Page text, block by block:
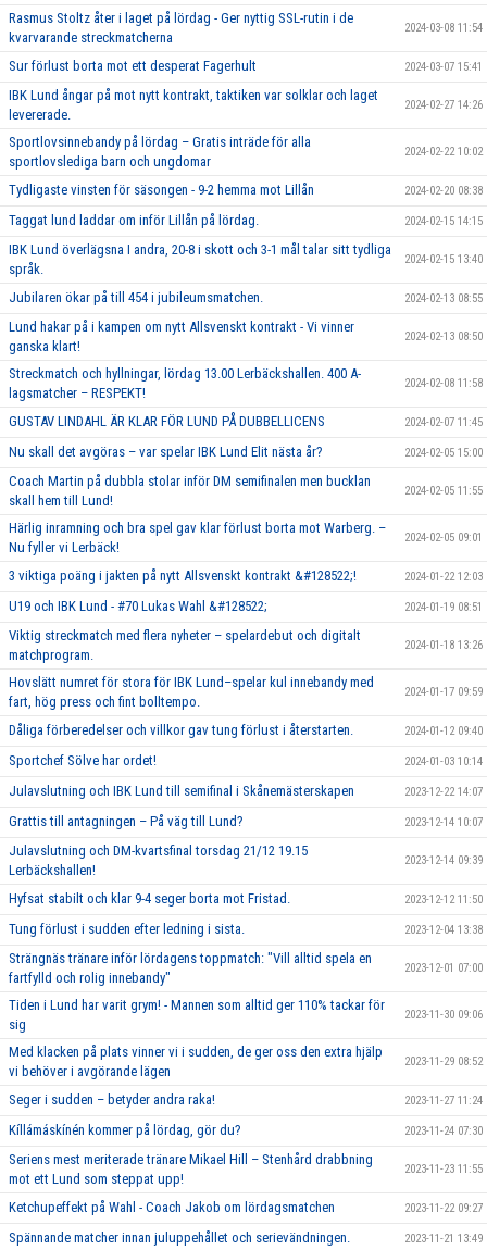
Rasmus Stoltz åter i laget på lördag - Ger nyttig SSL-rutin i de
kvarvarande streckmatcherna
2024-03-08 11:54
Sur förlust borta mot ett desperat Fagerhult 2024-03-07 15:41
IBK Lund ångar på mot nytt kontrakt, taktiken var solklar och laget
levererade.
2024-02-27 14:26
Sportlovsinnebandy på lördag – Gratis inträde för alla
sportlovslediga barn och ungdomar
2024-02-22 10:02
Tydligaste vinsten för säsongen - 9-2 hemma mot Lillån 2024-02-20 08:38
Taggat lund laddar om inför Lillån på lördag. 2024-02-15 14:15
IBK Lund överlägsna I andra, 20-8 i skott och 3-1 mål talar sitt tydliga
språk.
2024-02-15 13:40
Jubilaren ökar på till 454 i jubileumsmatchen. 2024-02-13 08:55
Lund hakar på i kampen om nytt Allsvenskt kontrakt - Vi vinner
ganska klart!
2024-02-13 08:50
Streckmatch och hyllningar, lördag 13.00 Lerbäckshallen. 400 A-
lagsmatcher – RESPEKT!
2024-02-08 11:58
GUSTAV LINDAHL ÄR KLAR FÖR LUND PÅ DUBBELLICENS 2024-02-07 11:45
Nu skall det avgöras – var spelar IBK Lund Elit nästa år? 2024-02-05 15:00
Coach Martin på dubbla stolar inför DM semifinalen men bucklan
skall hem till Lund!
2024-02-05 11:55
Härlig inramning och bra spel gav klar förlust borta mot Warberg. –
Nu fyller vi Lerbäck!
2024-02-05 09:01
3 viktiga poäng i jakten på nytt Allsvenskt kontrakt &#128522;! 2024-01-22 12:03
U19 och IBK Lund - #70 Lukas Wahl &#128522; 2024-01-19 08:51
Viktig streckmatch med flera nyheter – spelardebut och digitalt
matchprogram.
2024-01-18 13:26
Hovslätt numret för stora för IBK Lund–spelar kul innebandy med
fart, hög press och fint bolltempo.
2024-01-17 09:59
Dåliga förberedelser och villkor gav tung förlust i återstarten. 2024-01-12 09:40
Sportchef Sölve har ordet! 2024-01-03 10:14
Julavslutning och IBK Lund till semifinal i Skånemästerskapen 2023-12-22 14:07
Grattis till antagningen – På väg till Lund? 2023-12-14 10:07
Julavslutning och DM-kvartsfinal torsdag 21/12 19.15
Lerbäckshallen!
2023-12-14 09:39
Hyfsat stabilt och klar 9-4 seger borta mot Fristad. 2023-12-12 11:50
Tung förlust i sudden efter ledning i sista. 2023-12-04 13:38
Strängnäs tränare inför lördagens toppmatch: "Vill alltid spela en
fartfylld och rolig innebandy"
2023-12-01 07:00
Tiden i Lund har varit grym! - Mannen som alltid ger 110% tackar för
sig
2023-11-30 09:06
Med klacken på plats vinner vi i sudden, de ger oss den extra hjälp
vi behöver i avgörande lägen
2023-11-29 08:52
Seger i sudden – betyder andra raka! 2023-11-27 11:24
Kíllámáskínén kommer på lördag, gör du? 2023-11-24 07:30
Seriens mest meriterade tränare Mikael Hill – Stenhård drabbning
mot ett Lund som steppat upp!
2023-11-23 11:55
Ketchupeffekt på Wahl - Coach Jakob om lördagsmatchen 2023-11-22 09:27
Spännande matcher innan juluppehållet och serievändningen. 2023-11-21 13:49